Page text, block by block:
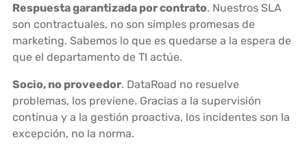
Respuesta garantizada por contrato. Nuestros SLA
son contractuales, no son simples promesas de
marketing. Sabemos lo que es quedarse a la espera de
que el departamento de TI actúe.
Socio, no proveedor. DataRoad no resuelve
problemas, los previene. Gracias a la supervisión
continua y a la gestión proactiva, los incidentes son la
excepción, no la norma.